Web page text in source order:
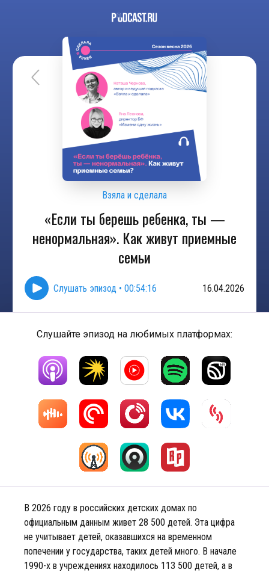
Взяла и сделала
«Если ты берешь ребенка, ты —
ненормальная». Как живут приемные
семьи
Слушать эпизод • 00:54:16 16.04.2026
Слушайте эпизод на любимых платформах:
В 2026 году в российских детских домах по
официальным данным живет 28 500 детей. Эта цифра
не учитывает детей, оказавшихся на временном
попечении у государства, таких детей много. В начале
1990-х в учреждениях находилось 113 500 детей, а в